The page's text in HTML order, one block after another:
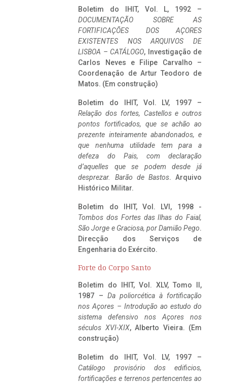
Boletim do IHIT, Vol. L, 1992 –
DOCUMENTAÇÃO SOBRE AS
FORTIFICAÇÕES DOS AÇORES
EXISTENTES NOS ARQUIVOS DE
LISBOA – CATÁLOGO, Investigação de
Carlos Neves e Filipe Carvalho –
Coordenação de Artur Teodoro de
Matos. (Em construção)
Boletim do IHIT, Vol. LV, 1997 –
Relação dos fortes, Castellos e outros
pontos fortificados, que se achão ao
prezente inteiramente abandonados, e
que nenhuma utilidade tem para a
defeza do Pais, com declaração
d’aquelles que se podem desde já
desprezar. Barão de Bastos. Arquivo
Histórico Militar.
Boletim do IHIT, Vol. LVI, 1998 -
Tombos dos Fortes das Ilhas do Faial,
São Jorge e Graciosa, por Damião Pego.
Direcção dos Serviços de
Engenharia do Exército.
Forte do Corpo Santo
Boletim do IHIT, Vol. XLV, Tomo II,
1987 – Da poliorcética à fortificação
nos Açores – Introdução ao estudo do
sistema defensivo nos Açores nos
séculos XVI-XIX, Alberto Vieira. (Em
construção)
Boletim do IHIT, Vol. LV, 1997 –
Catálogo provisório dos edificios,
fortificações e terrenos pertencentes ao